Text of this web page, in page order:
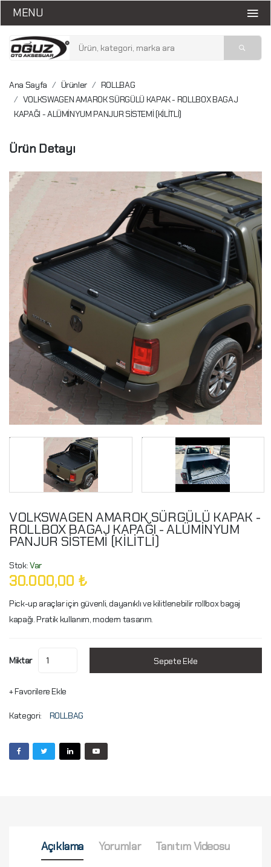
MENU
Ana Sayfa Ürünler
ROLLBAG
VOLKSWAGEN AMAROK SÜRGÜLÜ KAPAK - ROLLBOX BAGAJ
KAPAĞI - ALÜMİNYUM PANJUR SİSTEMİ (KİLİTLİ)
Ürün Detayı
VOLKSWAGEN AMAROK SÜRGÜLÜ KAPAK -
ROLLBOX BAGAJ KAPAĞI - ALÜMİNYUM
PANJUR SİSTEMİ (KİLİTLİ)
Stok:Var
30.000,00 ₺
Pick-up araçlar için güvenli, dayanıklı ve kilitlenebilir rollbox bagaj
kapağı. Pratik kullanım, modern tasarım.
Miktar Sepete Ekle
+ Favorilere Ekle
Kategori: ROLLBAG
Açıklama Yorumlar Tanıtım Videosu